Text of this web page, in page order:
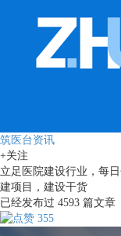
筑医台资讯
+关注
立足医院建设行业，每
建项目，建设干货
已经发布过 4593 篇文章
355